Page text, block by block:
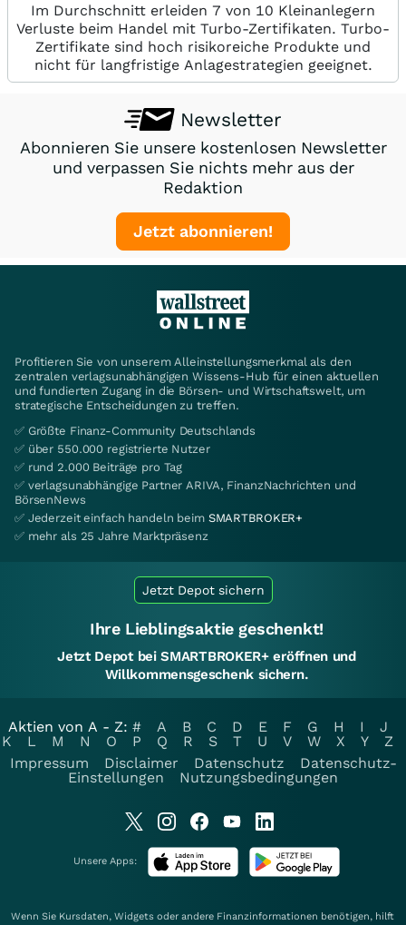
Im Durchschnitt erleiden 7 von 10 Kleinanlegern
Verluste beim Handel mit Turbo-Zertifikaten. Turbo-
Zertifikate sind hoch risikoreiche Produkte und
nicht für langfristige Anlagestrategien geeignet.
Newsletter
Abonnieren Sie unsere kostenlosen Newsletter
und verpassen Sie nichts mehr aus der
Redaktion
Jetzt abonnieren!
Profitieren Sie von unserem Alleinstellungsmerkmal als den
zentralen verlagsunabhängigen Wissens-Hub für einen aktuellen
und fundierten Zugang in die Börsen- und Wirtschaftswelt, um
strategische Entscheidungen zu treffen.
✅ Größte Finanz-Community Deutschlands
✅ über 550.000 registrierte Nutzer
✅ rund 2.000 Beiträge pro Tag
✅ verlagsunabhängige Partner ARIVA, FinanzNachrichten und
BörsenNews
✅ Jederzeit einfach handeln beim SMARTBROKER+
✅ mehr als 25 Jahre Marktpräsenz
Jetzt Depot sichern
Ihre Lieblingsaktie geschenkt!
Jetzt Depot bei SMARTBROKER+ eröffnen und
Willkommensgeschenk sichern.
Aktien von A - Z: # A B C D E F G H I
J
K
L M N O P Q R S T U V W X Y
Z
Impressum
Disclaimer Datenschutz
Datenschutz-
Einstellungen
Nutzungsbedingungen
Unsere Apps:
Wenn Sie Kursdaten, Widgets oder andere Finanzinformationen benötigen, hilft